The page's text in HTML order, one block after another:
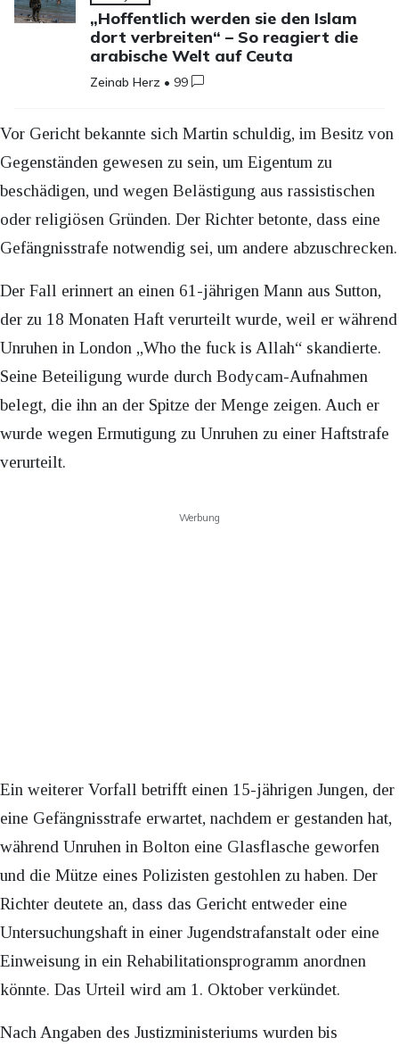
„Hoffentlich werden sie den Islam
dort verbreiten“ – So reagiert die
arabische Welt auf Ceuta
Zeinab Herz • 99
Vor Gericht bekannte sich Martin schuldig, im Besitz von
Gegenständen gewesen zu sein, um Eigentum zu
beschädigen, und wegen Belästigung aus rassistischen
oder religiösen Gründen. Der Richter betonte, dass eine
Gefängnisstrafe notwendig sei, um andere abzuschrecken.
Der Fall erinnert an einen 61-jährigen Mann aus Sutton,
der zu 18 Monaten Haft verurteilt wurde, weil er während
Unruhen in London „Who the fuck is Allah“ skandierte.
Seine Beteiligung wurde durch Bodycam-Aufnahmen
belegt, die ihn an der Spitze der Menge zeigen. Auch er
wurde wegen Ermutigung zu Unruhen zu einer Haftstrafe
verurteilt.
Werbung
Ein weiterer Vorfall betrifft einen 15-jährigen Jungen, der
eine Gefängnisstrafe erwartet, nachdem er gestanden hat,
während Unruhen in Bolton eine Glasflasche geworfen
und die Mütze eines Polizisten gestohlen zu haben. Der
Richter deutete an, dass das Gericht entweder eine
Untersuchungshaft in einer Jugendstrafanstalt oder eine
Einweisung in ein Rehabilitationsprogramm anordnen
könnte. Das Urteil wird am 1. Oktober verkündet.
Nach Angaben des Justizministeriums wurden bis